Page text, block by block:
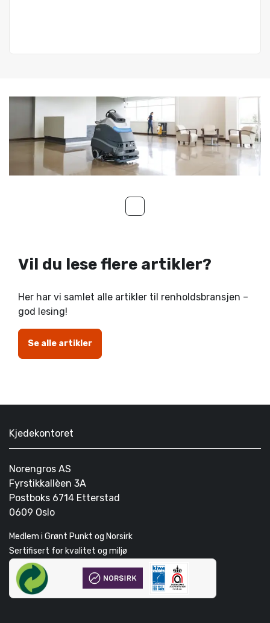
Vil du lese flere artikler?
Her har vi samlet alle artikler til renholdsbransjen –
god lesing!
Se alle artikler
Kjedekontoret
Norengros AS
Fyrstikkallèen 3A
Postboks 6714 Etterstad
0609 Oslo
Medlem i Grønt Punkt og Norsirk
Sertifisert for kvalitet og miljø